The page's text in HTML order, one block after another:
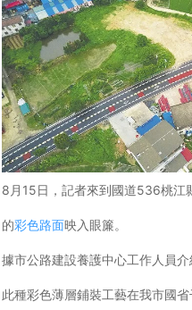
聚合物現澆金剛盲道
水性EAU丙烯酸彩色
瀝青改色路面
SP彩色路面
彩色透水路面
行業新聞
彩色路面常見問題
彩色路面施工工藝
彩色路面價格
8月15日，記者來到國道536桃江
的彩色路面映入眼簾。
據市公路建設養護中心工作人員
此種彩色薄層鋪裝工藝在我市國省